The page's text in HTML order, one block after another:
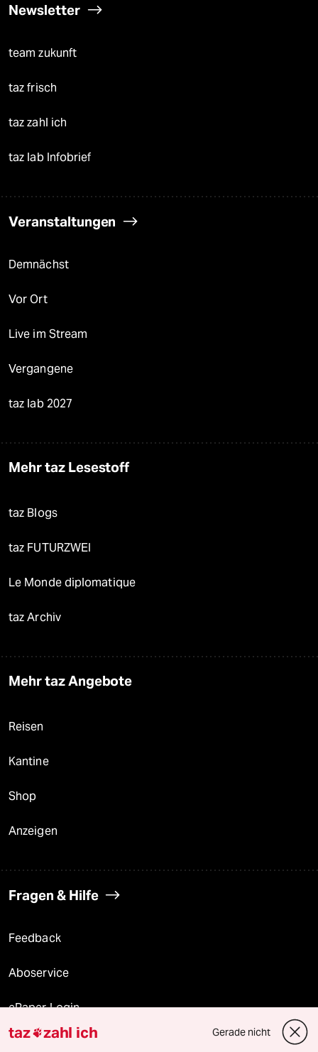
Newsletter
team zukunft
taz frisch
taz zahl ich
taz lab Infobrief
Veranstaltungen
Demnächst
Vor Ort
Live im Stream
Vergangene
taz lab 2027
Mehr taz Lesestoff
taz Blogs
taz FUTURZWEI
Le Monde diplomatique
taz Archiv
Mehr taz Angebote
Reisen
Kantine
Shop
Anzeigen
Fragen & Hilfe
Feedback
Aboservice
ePaper Login
Downloads für Abonnierende
taz zahl ich Gerade nicht